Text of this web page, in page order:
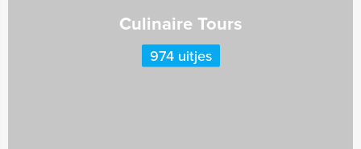
Culinaire Tours
974 uitjes